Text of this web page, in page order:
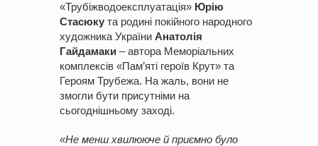
«Трубіжводоексплуатація» Юрію
Стасюку та родині покійного народного
художника України Анатолія
Гайдамаки – автора Меморіальних
комплексів «Пам’яті героїв Крут» та
Героям Трубежа. На жаль, вони не
змогли бути присутніми на
сьогоднішньому заході.
«Не менш хвилююче й приємно було